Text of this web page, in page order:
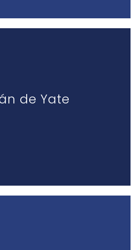
de Yate